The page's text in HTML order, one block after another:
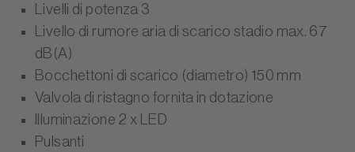
Livelli di potenza 3
Livello di rumore aria di scarico stadio max. 67
dB(A)
Bocchettoni di scarico (diametro) 150 mm
Valvola di ristagno fornita in dotazione
Illuminazione 2 x LED
Pulsanti